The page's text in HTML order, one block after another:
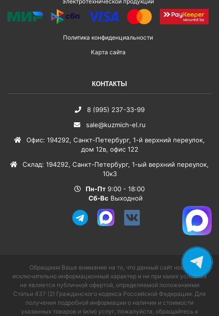
Политика конфиденциальности
Карта сайта
КОНТАКТЫ
8 (995) 237-33-99
sale@kuzmich-el.ru
Офис: 194292, Санкт-Петербург, 1-й верхний переулок,
дом 12в, офис 122
Склад: 194292, Санкт-Петербург, 1-ый верхний переулок,
10к3
Пн-Пт 9:00 - 18:00
Сб-Вс Выходной
Обращаем Ваше внимание на то, что данный сайт носит
исключительно информационный характер и ни при каких условиях
не является публичной офертой, определяемой положениями
Статьи 437 (2) Гражданского кодекса Российской Федерации. Для
получения подробной информации о наличии и стоимости
указанных товаров и (или) услуг, пожалуйста, обращайтесь к